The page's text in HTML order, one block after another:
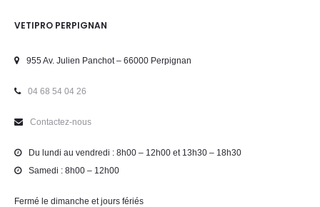
VETIPRO PERPIGNAN
955 Av. Julien Panchot – 66000 Perpignan
04 68 54 04 26
Contactez-nous
Du lundi au vendredi : 8h00 – 12h00 et 13h30 – 18h30
Samedi : 8h00 – 12h00
Fermé le dimanche et jours fériés